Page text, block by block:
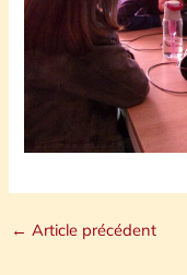
← Article précédent